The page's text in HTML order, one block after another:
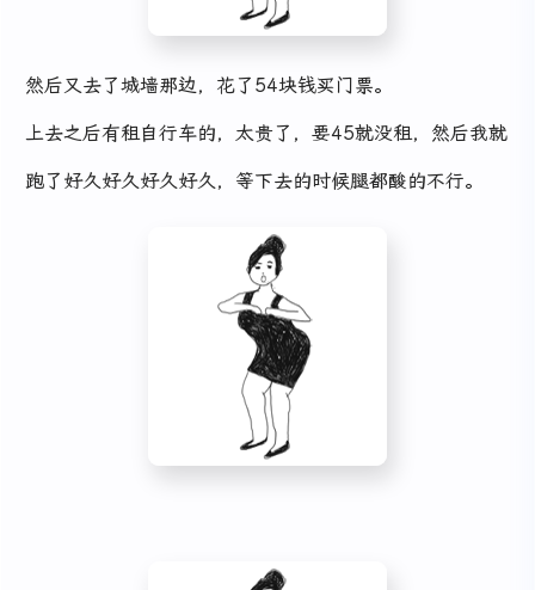
然后又去了城墙那边，花了54块钱买门票。
上去之后有租自行车的，太贵了，要45就没租，然后我就
跑了好久好久好久好久，等下去的时候腿都酸的不行。